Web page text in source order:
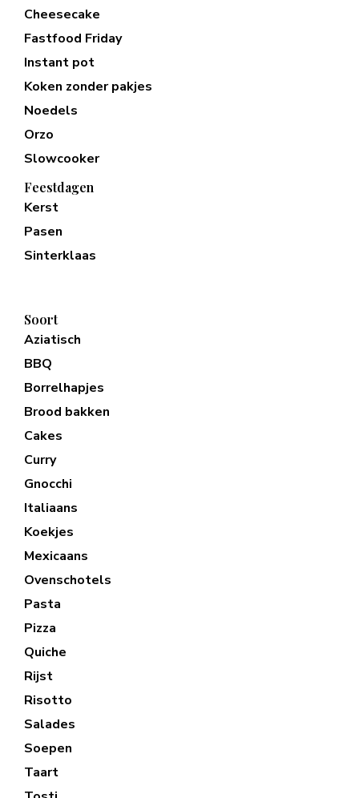
Cheesecake
Fastfood Friday
Instant pot
Koken zonder pakjes
Noedels
Orzo
Slowcooker
Feestdagen
Kerst
Pasen
Sinterklaas
Soort
Aziatisch
BBQ
Borrelhapjes
Brood bakken
Cakes
Curry
Gnocchi
Italiaans
Koekjes
Mexicaans
Ovenschotels
Pasta
Pizza
Quiche
Rijst
Risotto
Salades
Soepen
Taart